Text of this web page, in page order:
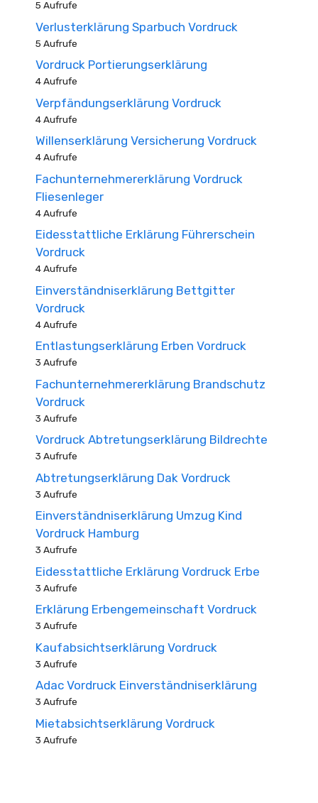
5 Aufrufe
Verlusterklärung Sparbuch Vordruck
5 Aufrufe
Vordruck Portierungserklärung
4 Aufrufe
Verpfändungserklärung Vordruck
4 Aufrufe
Willenserklärung Versicherung Vordruck
4 Aufrufe
Fachunternehmererklärung Vordruck
Fliesenleger
4 Aufrufe
Eidesstattliche Erklärung Führerschein
Vordruck
4 Aufrufe
Einverständniserklärung Bettgitter
Vordruck
4 Aufrufe
Entlastungserklärung Erben Vordruck
3 Aufrufe
Fachunternehmererklärung Brandschutz
Vordruck
3 Aufrufe
Vordruck Abtretungserklärung Bildrechte
3 Aufrufe
Abtretungserklärung Dak Vordruck
3 Aufrufe
Einverständniserklärung Umzug Kind
Vordruck Hamburg
3 Aufrufe
Eidesstattliche Erklärung Vordruck Erbe
3 Aufrufe
Erklärung Erbengemeinschaft Vordruck
3 Aufrufe
Kaufabsichtserklärung Vordruck
3 Aufrufe
Adac Vordruck Einverständniserklärung
3 Aufrufe
Mietabsichtserklärung Vordruck
3 Aufrufe